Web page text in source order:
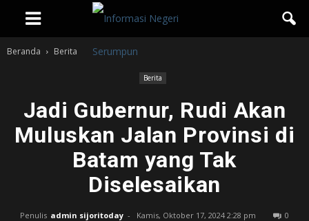
Beranda Berita
Berita
Jadi Gubernur, Rudi Akan
Muluskan Jalan Provinsi di
Batam yang Tak
Diselesaikan
Penulis admin sijoritoday - Kamis, Oktober 17, 2024 2:28 pm 0